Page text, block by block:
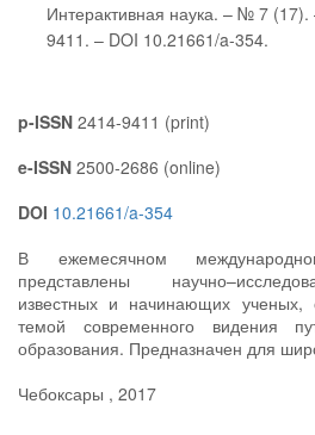
Интерактивная наука. – № 7
9411. – DOI 10.21661/a-354.
p-ISSN 2414-9411 (print)
e-ISSN 2500-2686 (online)
DOI 10.21661/a-354
В ежемесячном
представлены
известных и начинающих ученых,
темой современного видения
образования. Предназначен для
Чебоксары , 2017